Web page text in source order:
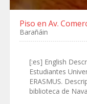
Piso en Av.
Barañáin
[:es] English
Estudiantes
ERASMUS.
biblioteca de